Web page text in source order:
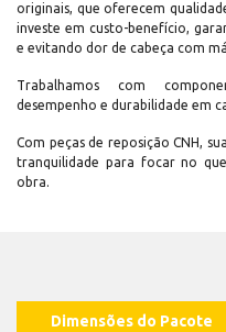
originais, que oferecem
investe em custo-benefício,
e evitando dor de cabeça com
Trabalhamos com
desempenho e durabilidade em
Com peças de reposição CNH,
tranquilidade para focar no
obra.
Dimensões do Pacote